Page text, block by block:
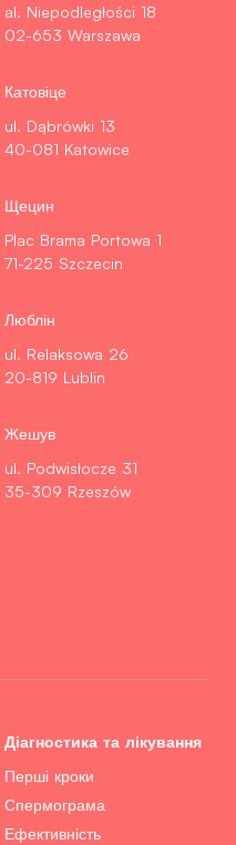
al. Niepodległości 18
02-653 Warszawa
Катовіце
ul. Dąbrówki 13
40-081 Katowice
Щецин
Plac Brama Portowa 1
71-225 Szczecin
Люблін
ul. Relaksowa 26
20-819 Lublin
Жешув
ul. Podwisłocze 31
35-309 Rzeszów
Діагностика та лікування
Перші кроки
Спермограма
Ефективність